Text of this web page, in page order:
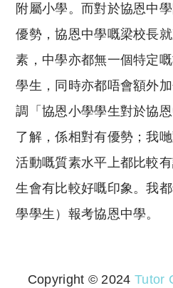
附屬小學。而對於協恩中
優勢，協恩中學嘅梁校長
素，中學亦都無一個特定
學生，同時亦都唔會額外
調「協恩小學學生對於協
了解，係相對有優勢；我
活動嘅質素水平上都比較
生會有比較好嘅印象。我
學學生）報考協恩中學。
Copyright © 2024 Tutor